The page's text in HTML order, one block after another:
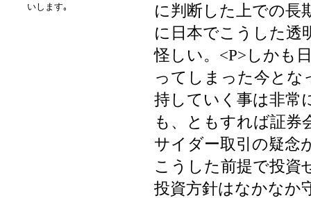
いします｡
に判断した上での長
に日本でこうした透
怪しい。<P>しかも
ってしまった今とな
持していく事は非常
も、ともすれば証券
サイダー取引の疑念
こうした前提で投資
投資方針はなかなか